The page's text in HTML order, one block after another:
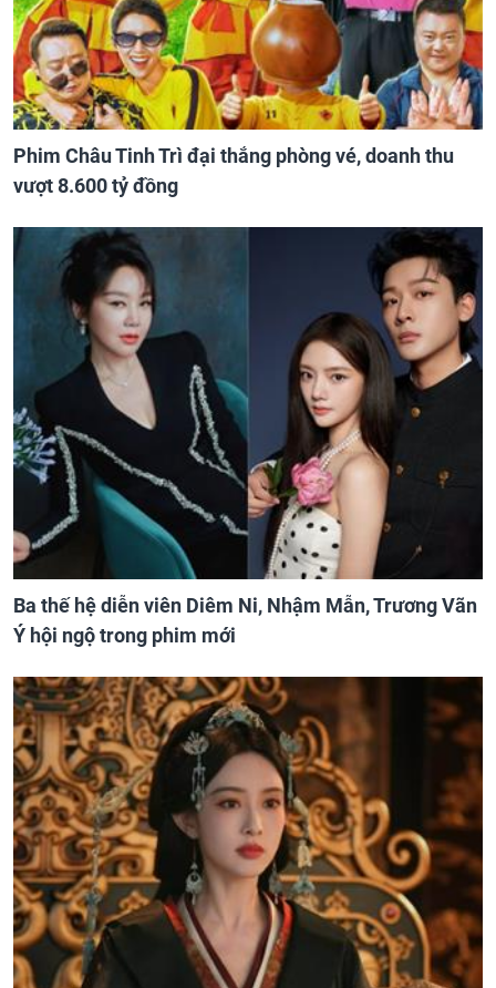
Phim Châu Tinh Trì đại thắng phòng vé, doanh thu
vượt 8.600 tỷ đồng
Ba thế hệ diễn viên Diêm Ni, Nhậm Mẫn, Trương Vãn
Ý hội ngộ trong phim mới